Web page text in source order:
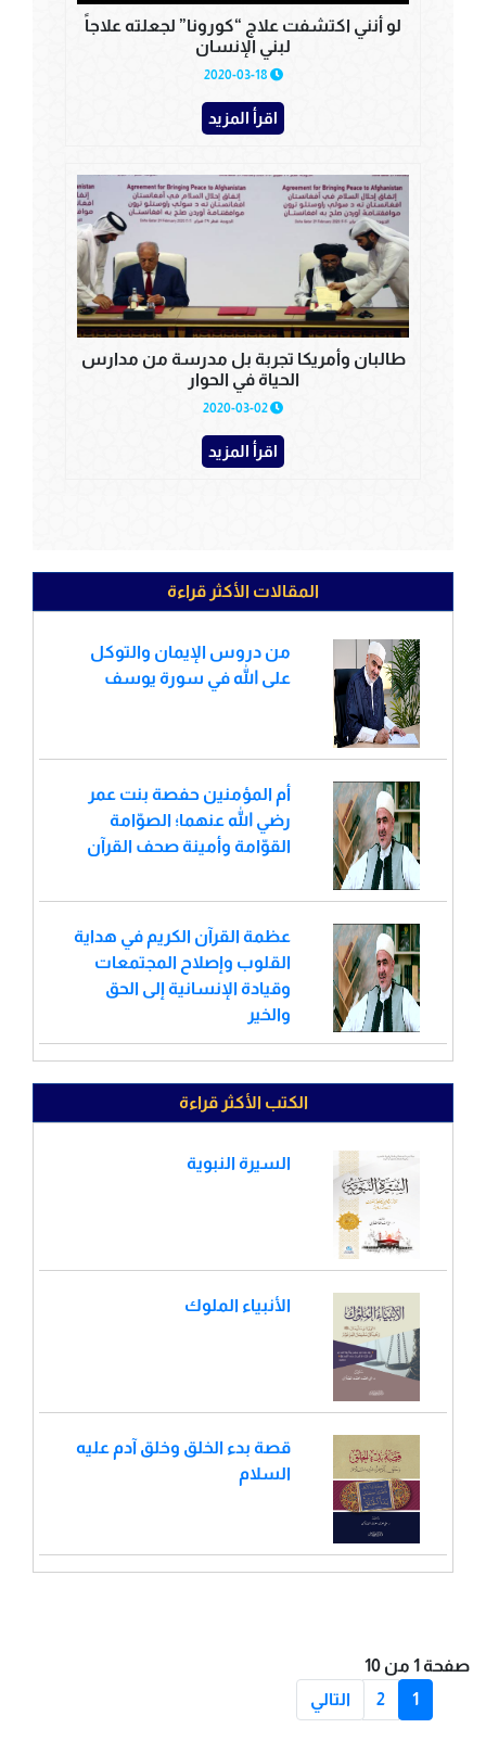
لو أنني اكتشفت علاج “كورونا” لجعلته علاجاً
لبني الإنسان
اقرأ المزيد
طالبان وأمريكا تجربة بل مدرسة من مدارس
الحياة في الحوار
اقرأ المزيد
المقالات الأكثر قراءة
من دروس الإيمان والتوكل
على الله في سورة يوسف
أم المؤمنين حفصة بنت عمر
رضي الله عنهما؛ الصوّامة
القوّامة وأمينة صحف القرآن
عظمة القرآن الكريم في هداية
القلوب وإصلاح المجتمعات
وقيادة الإنسانية إلى الحق
والخير
الكتب الأكثر قراءة
السيرة النبوية
الأنبياء الملوك
قصة بدء الخلق وخلق آدم عليه
السلام
صفحة 1 من 10
1
2 التالي